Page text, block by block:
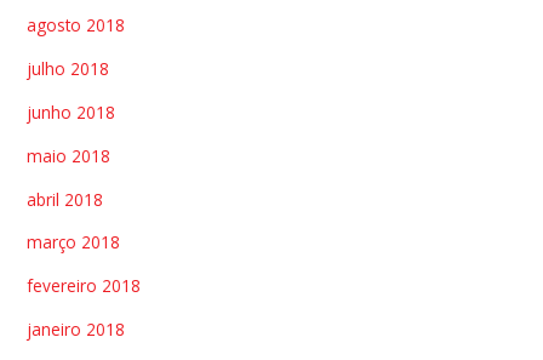
agosto 2018
julho 2018
junho 2018
maio 2018
abril 2018
março 2018
fevereiro 2018
janeiro 2018